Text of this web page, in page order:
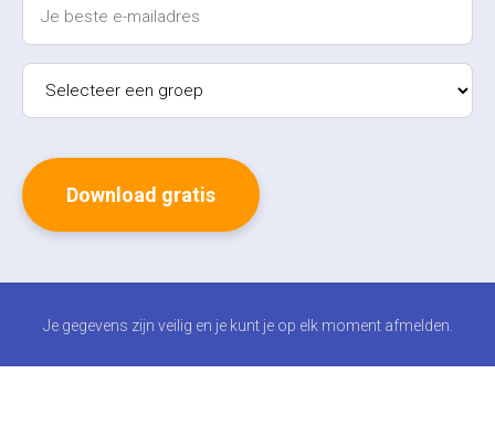
Je gegevens zijn veilig en je kunt je op elk moment afmelden.